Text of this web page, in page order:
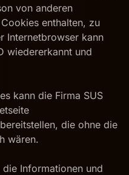
von anderen
enthalten, zu
Internetbrowser kann
wiedererkannt und
kann die Firma SUS
die ohne die
wären.
Informationen und